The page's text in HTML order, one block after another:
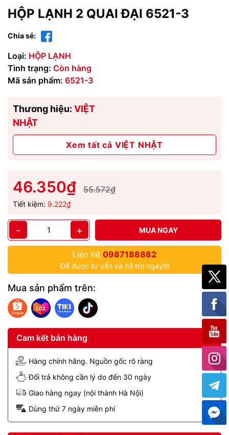
HỘP LẠNH 2 QUAI ĐẠI 6521-3
Chia sẻ:
Loại: HỘP LẠNH
Tình trạng: Còn hàng
Mã sản phẩm: 6521-3
Thương hiệu: VIỆT
NHẬT
Xem tất cả VIỆT NHẬT
46.350₫ 55.572₫
Tiết kiệm: 9.222₫
- + MUA NGAY
Liên hệ 0987188882
Để được tư vấn và hỗ trợ ngay!!!
Mua sản phẩm trên:
Cam kết bán hàng
Hàng chính hãng. Nguồn gốc rõ ràng
Đổi trả không cần lý do đến 30 ngày
Giao hàng ngay (nội thành Hà Nội)
Dùng thử 7 ngày miễn phí